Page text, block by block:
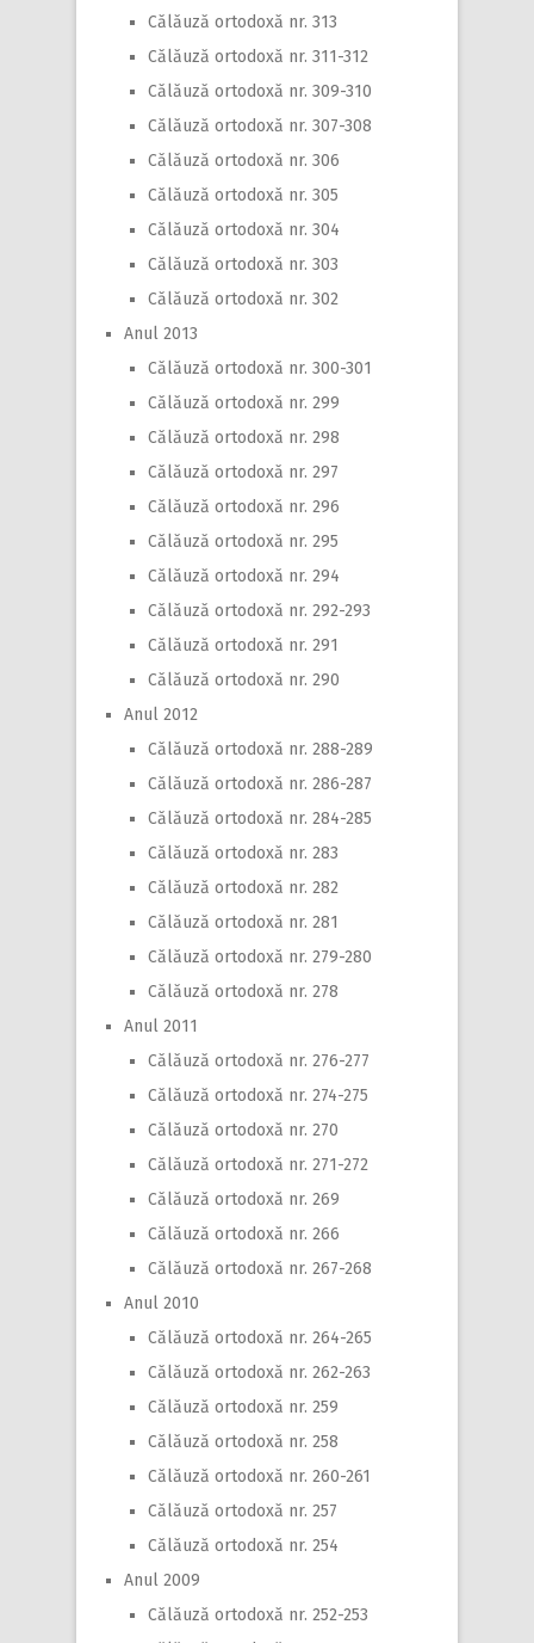
Călăuză ortodoxă nr. 313
Călăuză ortodoxă nr. 311-312
Călăuză ortodoxă nr. 309-310
Călăuză ortodoxă nr. 307-308
Călăuză ortodoxă nr. 306
Călăuză ortodoxă nr. 305
Călăuză ortodoxă nr. 304
Călăuză ortodoxă nr. 303
Călăuză ortodoxă nr. 302
Anul 2013
Călăuză ortodoxă nr. 300-301
Călăuză ortodoxă nr. 299
Călăuză ortodoxă nr. 298
Călăuză ortodoxă nr. 297
Călăuză ortodoxă nr. 296
Călăuză ortodoxă nr. 295
Călăuză ortodoxă nr. 294
Călăuză ortodoxă nr. 292-293
Călăuză ortodoxă nr. 291
Călăuză ortodoxă nr. 290
Anul 2012
Călăuză ortodoxă nr. 288-289
Călăuză ortodoxă nr. 286-287
Călăuză ortodoxă nr. 284-285
Călăuză ortodoxă nr. 283
Călăuză ortodoxă nr. 282
Călăuză ortodoxă nr. 281
Călăuză ortodoxă nr. 279-280
Călăuză ortodoxă nr. 278
Anul 2011
Călăuză ortodoxă nr. 276-277
Călăuză ortodoxă nr. 274-275
Călăuză ortodoxă nr. 270
Călăuză ortodoxă nr. 271-272
Călăuză ortodoxă nr. 269
Călăuză ortodoxă nr. 266
Călăuză ortodoxă nr. 267-268
Anul 2010
Călăuză ortodoxă nr. 264-265
Călăuză ortodoxă nr. 262-263
Călăuză ortodoxă nr. 259
Călăuză ortodoxă nr. 258
Călăuză ortodoxă nr. 260-261
Călăuză ortodoxă nr. 257
Călăuză ortodoxă nr. 254
Anul 2009
Călăuză ortodoxă nr. 252-253